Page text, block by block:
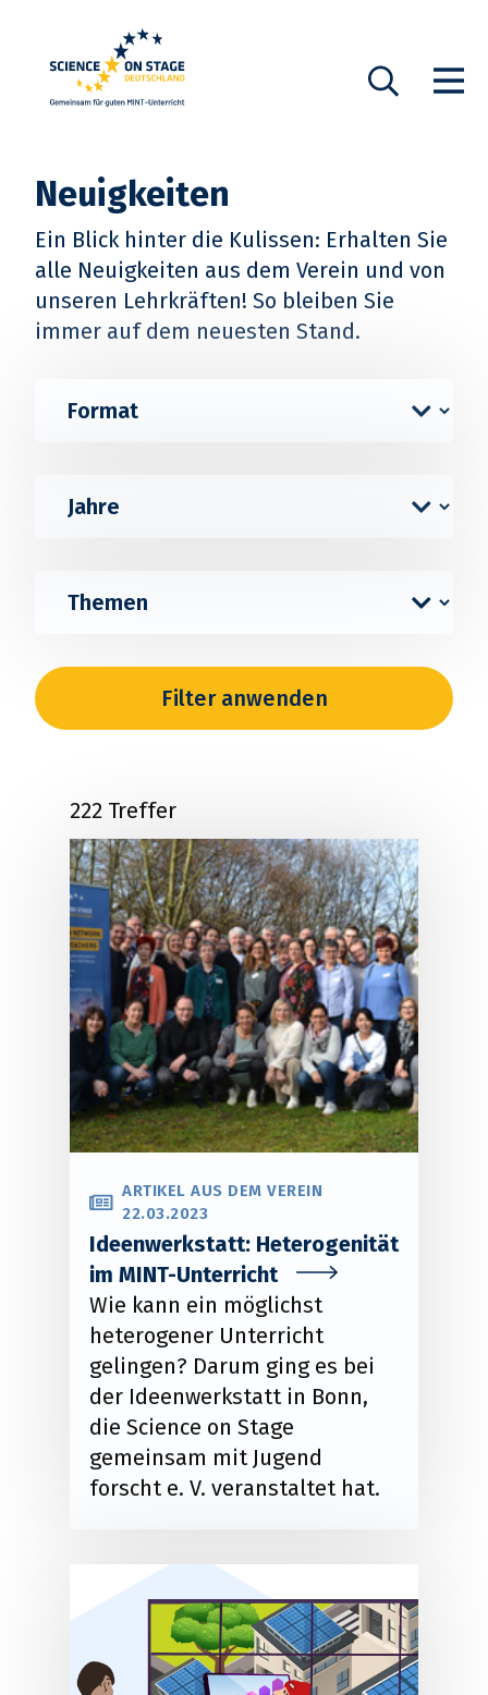
Suche
Show
Neuigkeiten
Ein Blick hinter die Kulissen: Erhalten Sie
alle Neuigkeiten aus dem Verein und von
unseren Lehrkräften! So bleiben Sie
immer auf dem neuesten Stand.
222 Treffer
ARTIKEL AUS DEM VEREIN
22.03.2023
Ideenwerkstatt: Heterogenität
im MINT-Unterricht
Wie kann ein möglichst
heterogener Unterricht
gelingen? Darum ging es bei
der Ideenwerkstatt in Bonn,
die Science on Stage
gemeinsam mit Jugend
forscht e. V. veranstaltet hat.